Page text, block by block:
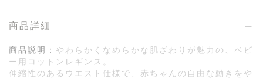
商品詳細
商品説明： やわらかくなめらかな肌ざわりが魅力の、ベビ
ー用コットンレギンス。
伸縮性のあるウエスト仕様で、赤ちゃんの自由な動きをや